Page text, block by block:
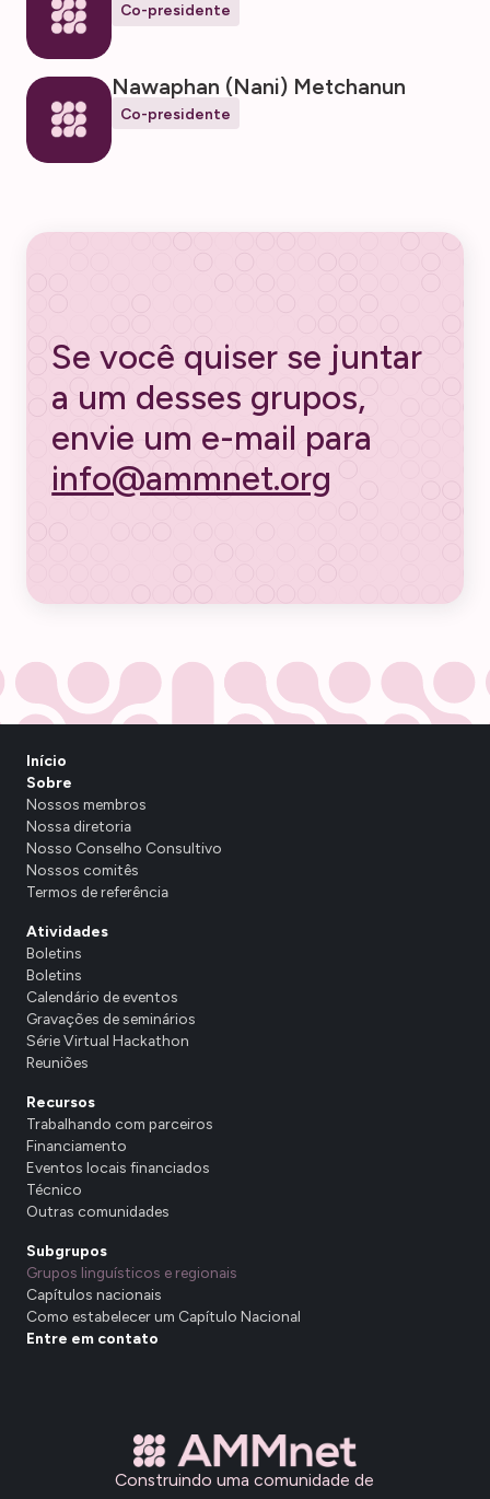
Co-presidente
Nawaphan (Nani) Metchanun
Co-presidente
Se você quiser se juntar
a um desses grupos,
envie um e-mail para
info@ammnet.org
Construindo uma comunidade de
Início
Sobre
Nossos membros
Nossa diretoria
Nosso Conselho Consultivo
Nossos comitês
Termos de referência
Atividades
Boletins
Boletins
Calendário de eventos
Gravações de seminários
Série Virtual Hackathon
Reuniões
Recursos
Trabalhando com parceiros
Financiamento
Eventos locais financiados
Técnico
Outras comunidades
Subgrupos
Grupos linguísticos e regionais
Capítulos nacionais
Como estabelecer um Capítulo Nacional
Entre em contato